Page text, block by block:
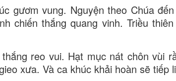
gươm vung. Nguyện theo Chúa
chiến thắng quang vinh. Triều
reo vui. Hạt mục nát chôn vùi
xưa. Và ca khúc khải hoàn sẽ tiếp